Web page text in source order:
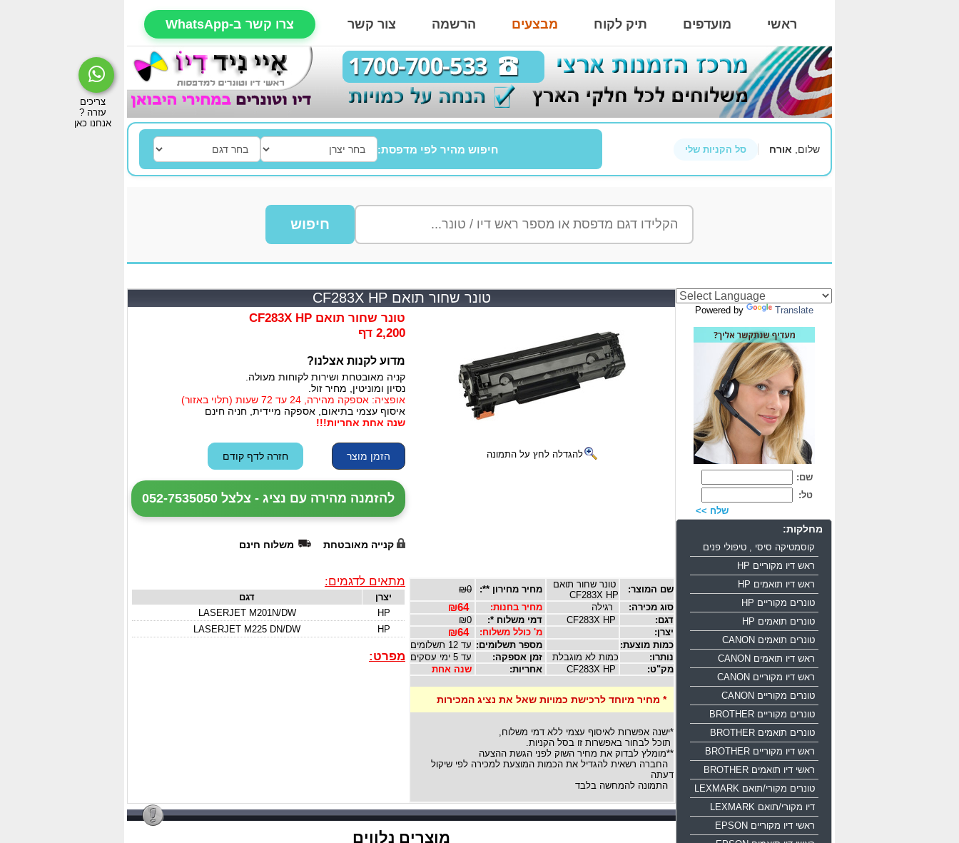
ראשי מועדפים תיק לקוח מבצעים הרשמה צור קשר צרו קשר ב-WhatsApp
שלום, אורח סל הקניות שלי חיפוש מהיר לפי מדפסת:
חיפוש
טונר שחור תואם CF283X HP
להגדלה לחץ על התמונה
שם המוצר:
טונר שחור תואם
CF283X HP
מחיר מחירון **:
₪0
סוג מכירה:
רגילה מחיר בחנות: ₪64
דגם: דמי משלוח *:
יצרן:
מ' כולל משלוח: ₪64
כמות מוצעת: מספר תשלומים: עד 12 תשלומים
נותרו:
כמות לא מוגבלת זמן אספקה:
עד 5 ימי עסקים
מק"ט:
אחריות: שנה אחת
* מחיר מיוחד לרכישת כמויות שאל את נציג המכירות
*ישנה אפשרות לאיסוף עצמי ללא דמי משלוח,
תוכל לבחור באפשרות זו בסל הקניות.
**מומלץ לבדוק את מחיר השוק לפני הגשת ההצעה
החברה רשאית להגדיל את הכמות המוצעת למכירה לפי שיקול
דעתה
התמונה להמחשה בלבד
טונר שחור תואם CF283X HP
2,200 דף
מדוע לקנות אצלנו?
קניה מאובטחת ושירות לקוחות מעולה.
נסיון ומוניטין, מחיר זול.
אופציה: אספקה מהירה, 24 עד 72 שעות (תלוי באזור)
איסוף עצמי בתיאום, אספקה מיידית, חניה חינם
שנה אחת אחריות!!!
להזמנה מהירה עם נציג - צלצל 052-7535050
קנייה מאובטחת משלוח חינם
מתאים לדגמים:
יצרן
דגם
HP
LASERJET M201N/DW
HP
LASERJET M225 DN/DW
מפרט:
מוצרים נלווים
Powered by Translate
שם:
טל:
שלח >>
מחלקות:
קוסמטיקה סיסי , טיפולי פנים
ראש דיו מקוריים HP
ראש דיו תואמים HP
טונרים מקוריים HP
טונרים תואמים HP
טונרים תואמים CANON
ראש דיו תואמים CANON
ראש דיו מקוריים CANON
טונרים מקוריים CANON
טונרים מקוריים BROTHER
טונרים תואמים BROTHER
ראש דיו מקוריים BROTHER
ראשי דיו תואמים BROTHER
טונרים מקורי/תואם LEXMARK
דיו מקורי/תואם LEXMARK
ראשי דיו מקוריים EPSON